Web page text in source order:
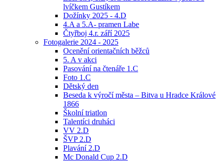
lvíčkem Gustíkem
Dožínky 2025 - 4.D
4.A a 5.A- pramen Labe
Čtyřboj 4.r. září 2025
Fotogalerie 2024 - 2025
Ocenění orientačních běžců
5. A v akci
Pasování na čtenáře 1.C
Foto 1.C
Dětský den
Beseda k výročí města – Bitva u Hradce Králové
1866
Školní triatlon
Talentíci druháci
VV 2.D
ŠVP 2.D
Plavání 2.D
Mc Donald Cup 2.D